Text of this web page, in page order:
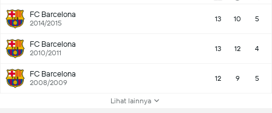
FC Barcelona
2014/2015 13 10 5
FC Barcelona
2010/2011 13 12 4
FC Barcelona
2008/2009 12 9 5
Lihat lainnya